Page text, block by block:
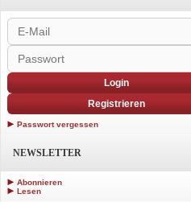
Login
Registrieren
Passwort vergessen
NEWSLETTER
Abonnieren
Lesen